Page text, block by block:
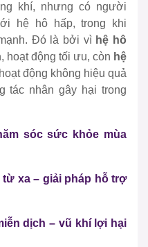
khí, nhưng có người
hệ hô hấp, trong khi
Đó là bởi vìhệ hô
hoạt động tối ưu, còn hệ
động không hiệu quả
tác nhân gây hại trong
sóc sức khỏe mùa
từ xa – giải pháp hỗ trợ
dịch – vũ khí lợi hại